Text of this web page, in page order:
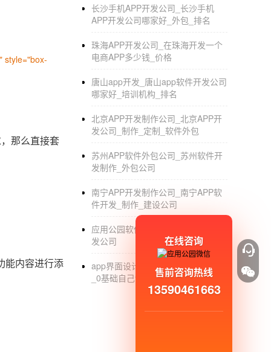
style="box-
那么直接套
能内容进行添
长沙手机APP开发公司_长沙手机
APP开发公司哪家好_外包_排名
珠海APP开发公司_在珠海开发一个
电商APP多少钱_价格
唐山app开发_唐山app软件开发公司
哪家好_培训机构_排名
北京APP开发制作公司_北京APP开
发公司_制作_定制_软件外包
苏州APP软件外包公司_苏州软件开
发制作_外包公司
南宁APP开发制作公司_南宁APP软
件开发_制作_建设公司
应用公园软件开发_app开发_app开
发公司
app界面设计全流程_app开发新模式
_0基础自己制作app移动软件
在线咨询
售前咨询热线
13590461663